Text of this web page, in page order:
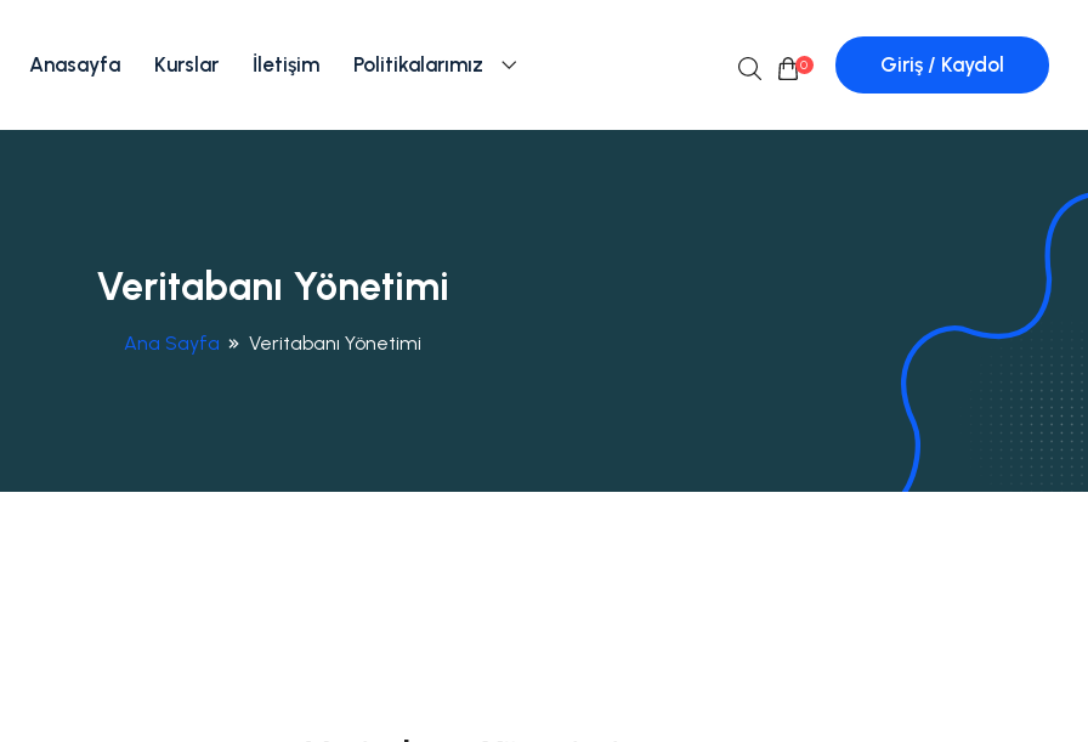
Anasayfa Kurslar İletişim Politikalarımız 0 Giriş / Kaydol
Veritabanı Yönetimi
Ana Sayfa Veritabanı Yönetimi